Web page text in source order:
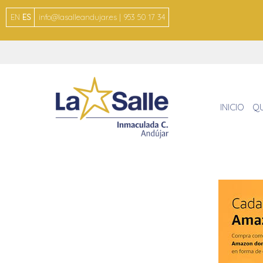
EN ES info@lasalleandujar.es | 953 50 17 34
INICIO